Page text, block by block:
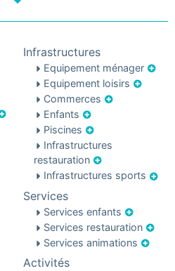
Infrastructures
Equipement ménager
Equipement loisirs
Commerces
Enfants
Piscines
Infrastructures
restauration
Infrastructures sports
Services
Services enfants
Services restauration
Services animations
Activités